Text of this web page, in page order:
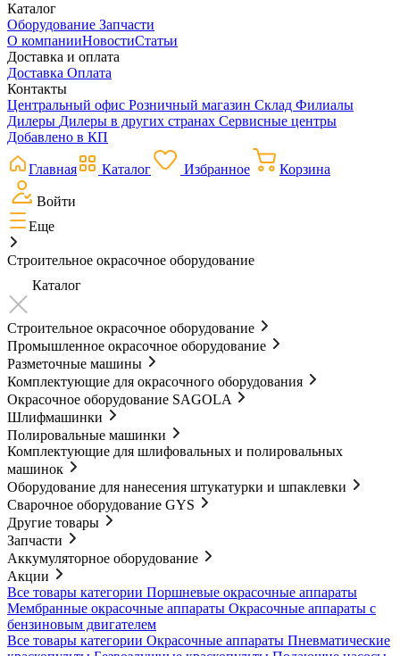
Каталог
Оборудование Запчасти
О компанииНовостиСтатьи
Доставка и оплата
Доставка Оплата
Контакты
Центральный офис Розничный магазин Склад Филиалы
Дилеры Дилеры в других странах Сервисные центры
Добавлено в КП
Главная Каталог Избранное Корзина
Войти
Еще
Строительное окрасочное оборудование
Каталог
Строительное окрасочное оборудование
Промышленное окрасочное оборудование
Разметочные машины
Комплектующие для окрасочного оборудования
Окрасочное оборудование SAGOLA
Шлифмашинки
Полировальные машинки
Комплектующие для шлифовальных и полировальных
машинок
Оборудование для нанесения штукатурки и шпаклевки
Сварочное оборудование GYS
Другие товары
Запчасти
Аккумуляторное оборудование
Акции
Все товары категории Поршневые окрасочные аппараты
Мембранные окрасочные аппараты Окрасочные аппараты с
бензиновым двигателем
Все товары категории Окрасочные аппараты Пневматические